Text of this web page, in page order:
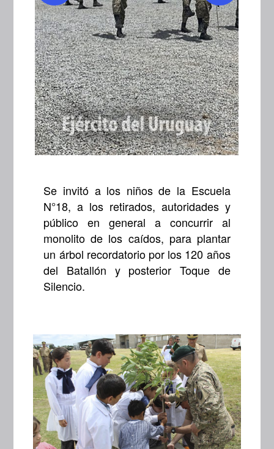
Se invitó a los niños de la Escuela
N°18, a los retirados, autoridades y
público en general a concurrir al
monolito de los caídos, para plantar
un árbol recordatorio por los 120 años
del Batallón y posterior Toque de
Silencio.